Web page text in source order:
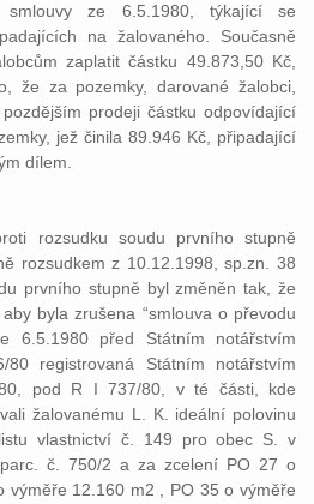
ze 6.5.1980, týkající se
na žalovaného. Současně
zaplatit částku 49.873,50 Kč,
že za pozemky, darované žalobci,
prodeji částku odpovídající
jež činila 89.946 Kč, připadající
dílem.
rozsudku soudu prvního stupně
rozsudkem z 10.12.1998, sp.zn. 38
prvního stupně byl změněn tak, že
byla zrušena “smlouva o převodu
6.5.1980 před Státním notářstvím
registrovaná Státním notářstvím
pod R I 737/80, v té části, kde
žalovanému L. K. ideální polovinu
vlastnictví č. 149 pro obec S. v
č. 750/2 a za zcelení PO 27 o
výměře 12.160 m2 , PO 35 o výměře